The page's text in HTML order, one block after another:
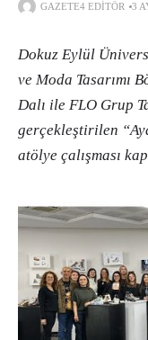
GAZETE4 EDITÖR
Dokuz Eylül
ve Moda Tasarımı
Dalı ile FLO Grup
gerçekleştirilen
atölye çalışması